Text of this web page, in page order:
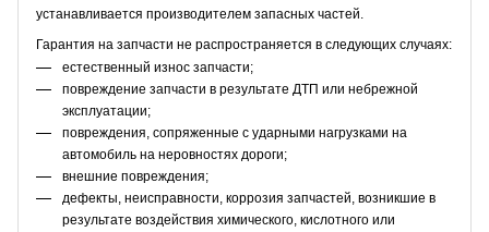
устанавливается производителем запасных частей.
Гарантия на запчасти не распространяется в следующих случаях:
естественный износ запчасти;
повреждение запчасти в результате ДТП или небрежной
эксплуатации;
повреждения, сопряженные с ударными нагрузками на
автомобиль на неровностях дороги;
внешние повреждения;
дефекты, неисправности, коррозия запчастей, возникшие в
результате воздействия химического, кислотного или